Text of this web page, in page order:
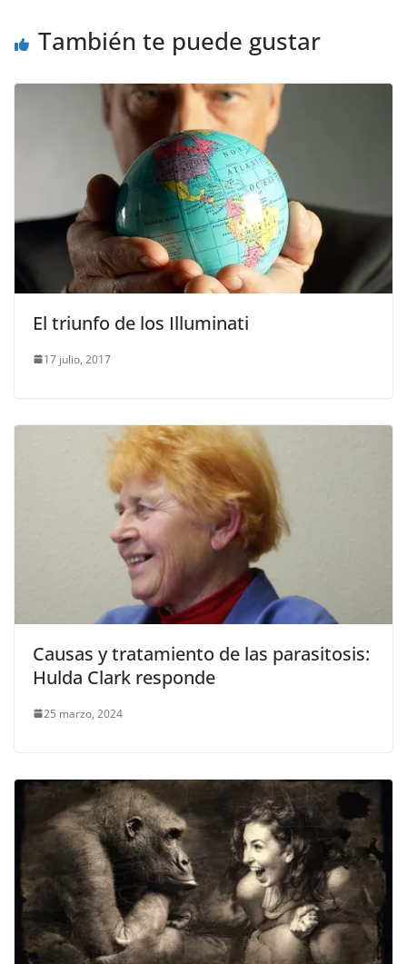
También te puede gustar
El triunfo de los Illuminati
17 julio, 2017
Causas y tratamiento de las parasitosis:
Hulda Clark responde
25 marzo, 2024